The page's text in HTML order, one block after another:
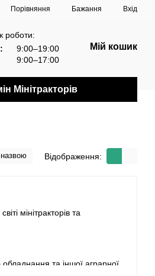
Порівняння Бажання Вхід
роботи:
9:00–19:00
9:00–17:00
Мій кошик
Мінітракторів
Відображення:
мінітракторів та
обладнання та іншої аграрної